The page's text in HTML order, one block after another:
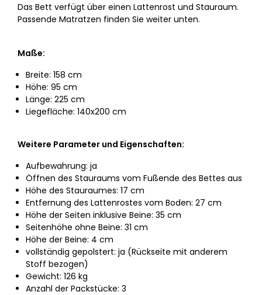
Das Bett verfügt über einen Lattenrost und Stauraum.
Passende Matratzen finden Sie weiter unten.
Maße:
Breite: 158 cm
Höhe: 95 cm
Länge: 225 cm
Liegefläche: 140x200 cm
Weitere Parameter und Eigenschaften:
Aufbewahrung: ja
Öffnen des Stauraums vom Fußende des Bettes aus
Höhe des Stauraumes: 17 cm
Entfernung des Lattenrostes vom Boden: 27 cm
Höhe der Seiten inklusive Beine: 35 cm
Seitenhöhe ohne Beine: 31 cm
Höhe der Beine: 4 cm
vollständig gepolstert: ja (Rückseite mit anderem
Stoff bezogen)
Gewicht: 126 kg
Anzahl der Packstücke: 3